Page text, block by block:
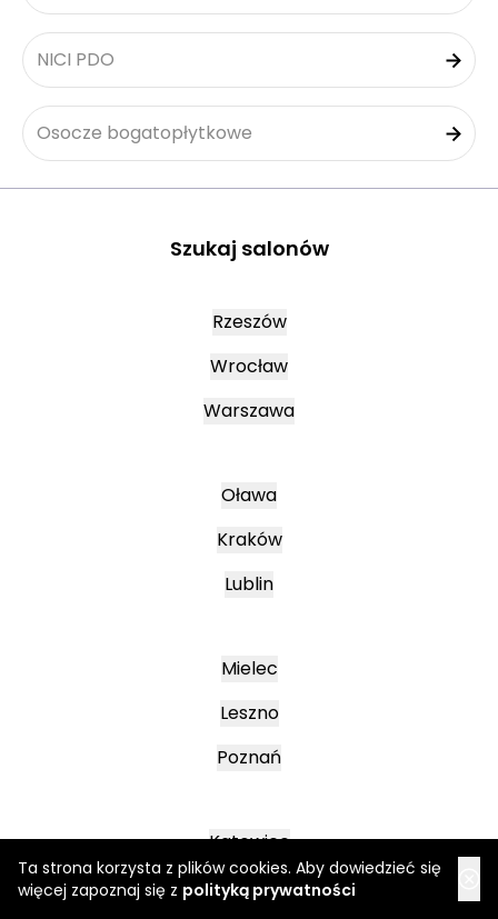
Ta strona korzysta z plików cookies. Aby dowiedzieć się
więcej zapoznaj się z polityką prywatności
NICI PDO
Osocze bogatopłytkowe
Szukaj salonów
Rzeszów
Wrocław
Warszawa
Oława
Kraków
Lublin
Mielec
Leszno
Poznań
Katowice
Jasło